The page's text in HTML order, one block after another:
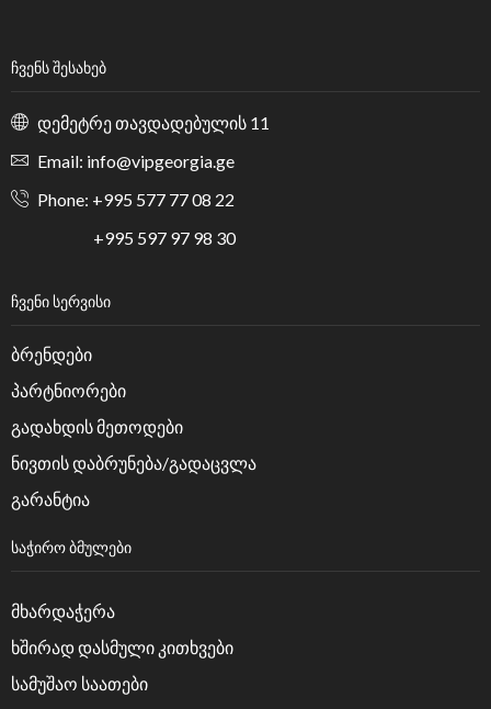
ᲩᲕᲔᲜᲡ ᲨᲔᲡᲐᲮᲔᲑ
დემეტრე თავდადებულის 11
Email: info@vipgeorgia.ge
Phone: +995 577 77 08 22
+995 597 97 98 30
ᲩᲕᲔᲜᲘ ᲡᲔᲠᲕᲘᲡᲘ
ბრენდები
პარტნიორები
გადახდის მეთოდები
ნივთის დაბრუნება/გადაცვლა
გარანტია
ᲡᲐᲭᲘᲠᲝ ᲑᲛᲣᲚᲔᲑᲘ
მხარდაჭერა
ხშირად დასმული კითხვები
სამუშაო საათები